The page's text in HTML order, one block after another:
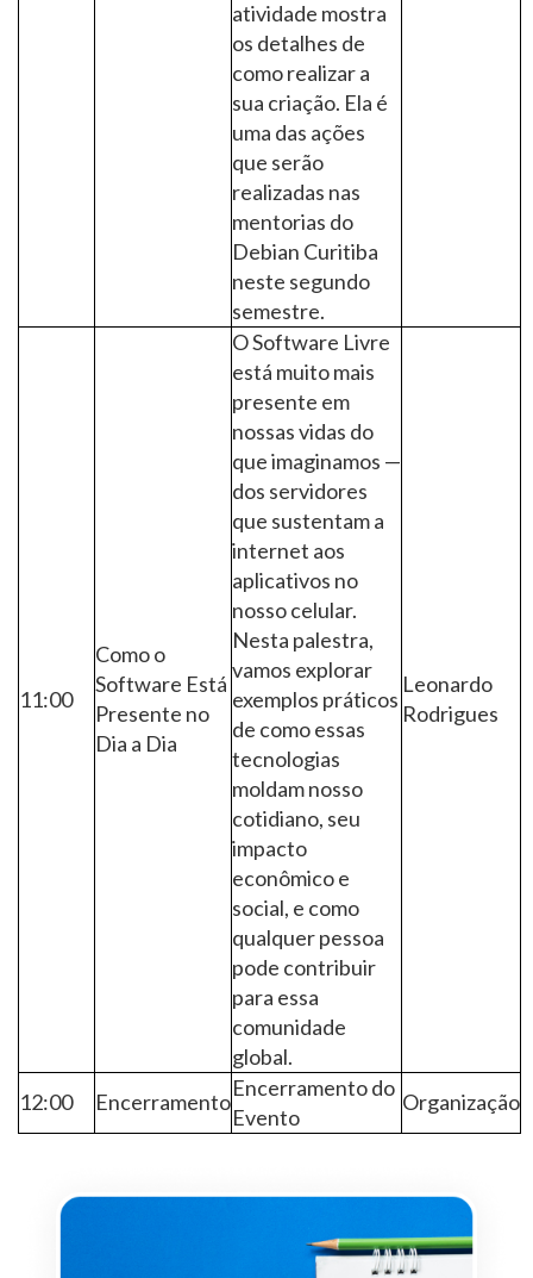
atividade mostra
os detalhes de
como realizar a
sua criação. Ela é
uma das ações
que serão
realizadas nas
mentorias do
Debian Curitiba
neste segundo
semestre.
11:00
Como o
Software Está
Presente no
Dia a Dia
O Software Livre
está muito mais
presente em
nossas vidas do
que imaginamos —
dos servidores
que sustentam a
internet aos
aplicativos no
nosso celular.
Nesta palestra,
vamos explorar
exemplos práticos
de como essas
tecnologias
moldam nosso
cotidiano, seu
impacto
econômico e
social, e como
qualquer pessoa
pode contribuir
para essa
comunidade
global.
Leonardo
Rodrigues
12:00 Encerramento
Encerramento do
Evento
Organização